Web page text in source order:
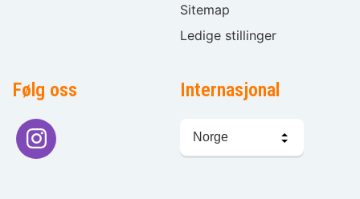
Sitemap
Ledige stillinger
Følg oss Internasjonal